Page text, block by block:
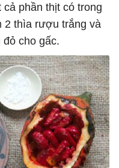
phần thịt có trong
2 thìa rượu trắng và
cho gấc.